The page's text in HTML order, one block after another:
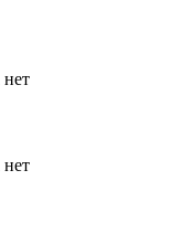
нет
нет